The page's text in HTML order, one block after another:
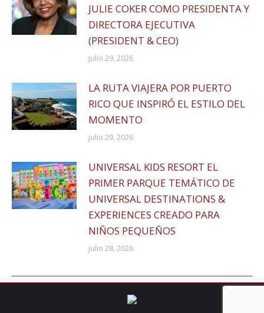
JULIE COKER COMO PRESIDENTA Y
DIRECTORA EJECUTIVA
(PRESIDENT & CEO)
julio 29, 2026
LA RUTA VIAJERA POR PUERTO
RICO QUE INSPIRÓ EL ESTILO DEL
MOMENTO
julio 29, 2026
UNIVERSAL KIDS RESORT EL
PRIMER PARQUE TEMÁTICO DE
UNIVERSAL DESTINATIONS &
EXPERIENCES CREADO PARA
NIÑOS PEQUEÑOS
julio 28, 2026